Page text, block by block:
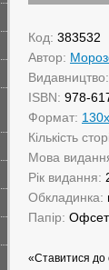
Код: 383532
Автор:
Видавництво:
ISBN: 978-
Формат:
Кількість
Мова
Рік видання:
Обкладинка:
Папір:
«Ставитися до